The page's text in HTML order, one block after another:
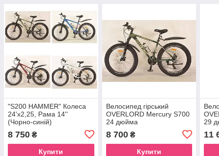
"S200 HAMMER" Колеса
24'х2,25, Рама 14''
(Чорно-синій)
8 750 ₴
Купити
Велосипед гірський
OVERLORD Mercury S700
24 дюйма
8 700₴
Купити
29
11